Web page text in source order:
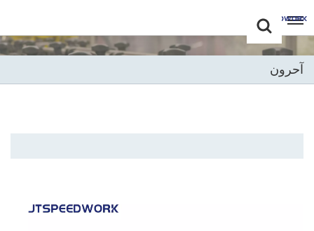
+86 -18681515767
English
آحرون